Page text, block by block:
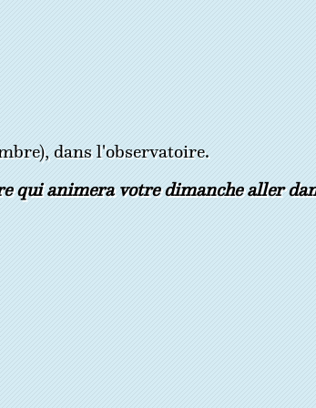
dans l'observatoire.
qui animera votre dimanche aller